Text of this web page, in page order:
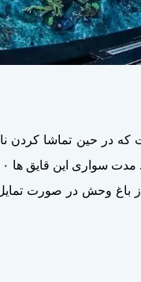
که در حین تماشا کردن
خروج از باغ وحش در صورت